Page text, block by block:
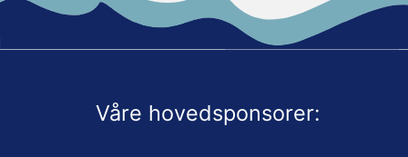
Våre hovedsponsorer: